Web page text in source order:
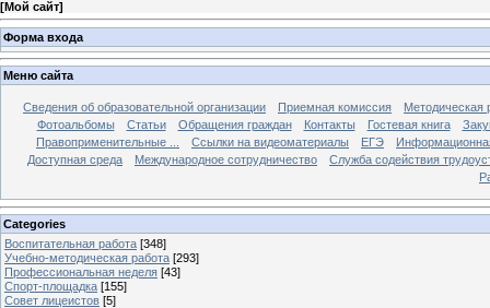
[Мой сайт]
Форма входа
Меню сайта
Сведения об образовательной организации Приемная комиссия
Методическая
Фотоальбомы
Статьи Обращения граждан Контакты Гостевая книга
Правоприменительные ...
Ссылки на видеоматериалы ЕГЭ
Доступная среда
Международное сотрудничество
Служба содействия
Categories
Воспитательная работа [348]
Учебно-методическая работа [293]
Профессиональная неделя [43]
Спорт-площадка [155]
Совет лицеистов [5]